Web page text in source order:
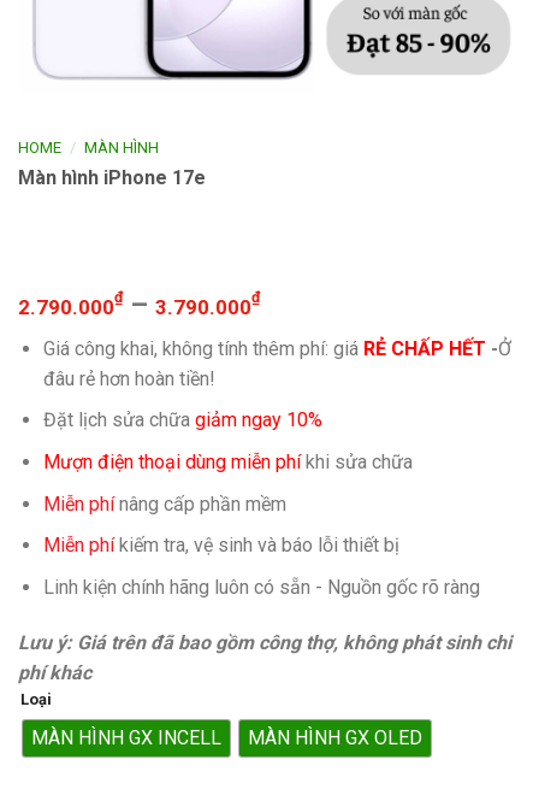
HOME / MÀN HÌNH
Màn hình iPhone 17e
2.790.000₫– 3.790.000₫
Giá công khai, không tính thêm phí: giá RẺ CHẤP HẾT -Ở
đâu rẻ hơn hoàn tiền!
Đặt lịch sửa chữa giảm ngay 10%
Mượn điện thoại dùng miễn phíkhi sửa chữa
Miễn phínâng cấp phần mềm
Miễn phíkiếm tra, vệ sinh và báo lỗi thiết bị
Linh kiện chính hãng luôn có sẵn - Nguồn gốc rõ ràng
Lưu ý: Giá trên đã bao gồm công thợ, không phát sinh chi
phí khác
Loại
MÀN HÌNH GX INCELL MÀN HÌNH GX OLED